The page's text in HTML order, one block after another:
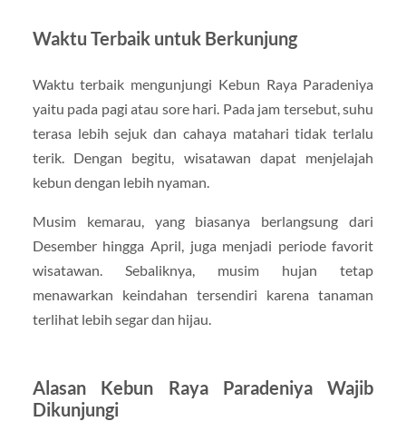
Waktu Terbaik untuk Berkunjung
Waktu terbaik mengunjungi Kebun Raya Paradeniya
yaitu pada pagi atau sore hari. Pada jam tersebut, suhu
terasa lebih sejuk dan cahaya matahari tidak terlalu
terik. Dengan begitu, wisatawan dapat menjelajah
kebun dengan lebih nyaman.
Musim kemarau, yang biasanya berlangsung dari
Desember hingga April, juga menjadi periode favorit
wisatawan. Sebaliknya, musim hujan tetap
menawarkan keindahan tersendiri karena tanaman
terlihat lebih segar dan hijau.
Alasan Kebun Raya Paradeniya Wajib
Dikunjungi